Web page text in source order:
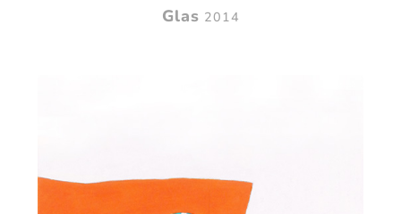
Glas 2014